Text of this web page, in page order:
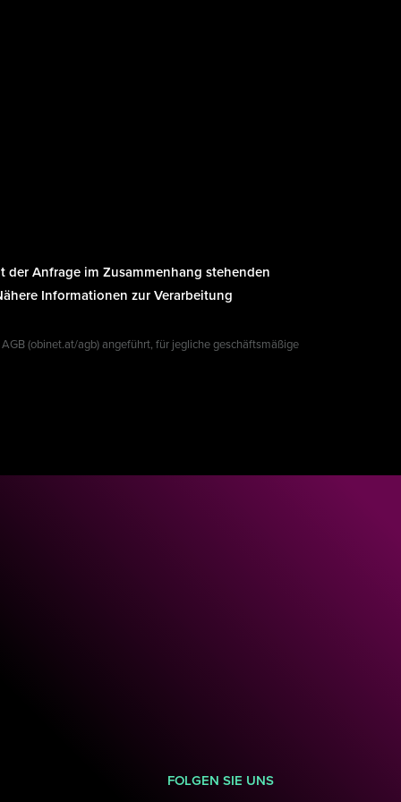
Anfrage im Zusammenhang stehenden
Informationen zur Verarbeitung
(obinet.at/agb) angeführt, für jegliche geschäftsmäßige
FOLGEN SIE UNS